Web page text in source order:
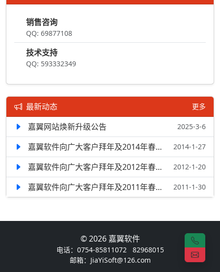
销售咨询
QQ: 69877108
技术支持
QQ: 593332349
最新动态 更多
嘉翼网站焕新升级公告 2025-3-6
嘉翼软件向广大客户拜年及2014年春节放假通知 2014-1-27
嘉翼软件向广大客户拜年及2012年春节放假通知 2012-1-20
嘉翼软件向广大客户拜年及2011年春节放假通知 2011-1-30
© 2026 嘉翼软件
电话：0754-85811072 82968015
邮箱： JiaYiSoft@126.com